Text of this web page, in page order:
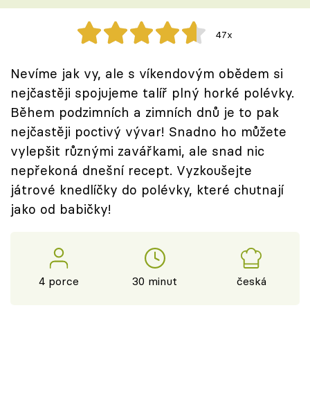
Speciál: Cuketa
Těhotnej kuchař
Sledujte prima+
Přihlášení
Sledujte nás
47x
Nevíme jak vy, ale s víkendovým obědem si
nejčastěji spojujeme talíř plný horké polévky.
Během podzimních a zimních dnů je to pak
nejčastěji poctivý vývar! Snadno ho můžete
vylepšit různými zavářkami, ale snad nic
nepřekoná dnešní recept. Vyzkoušejte
játrové knedlíčky do polévky, které chutnají
jako od babičky!
4 porce 30 minut česká